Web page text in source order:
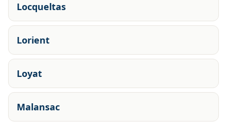
Locqueltas
Lorient
Loyat
Malansac